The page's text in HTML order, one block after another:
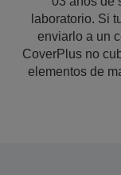
laboratorio. Si
enviarlo a un
CoverPlus no
elementos de